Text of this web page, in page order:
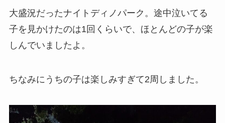
大盛況だったナイトディノパーク。途中泣いてる
子を見かけたのは1回くらいで、ほとんどの子が楽
しんでいましたよ。
ちなみにうちの子は楽しみすぎて2周しました。